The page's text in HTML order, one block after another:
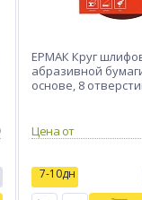
ЕРМАК Круг
абразивной
основе, 8
Цена от
7-10дн